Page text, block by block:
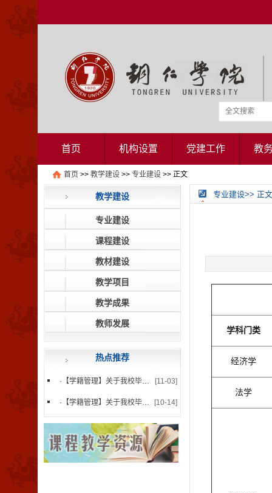
首页 机构设置 党建工作 教
首页 >> 教学建设 >> 专业建设 >> 正文
教学建设
专业建设
课程建设
教材建设
教学项目
教学成果
教师发展
热点推荐
[11-03]
· 【学籍管理】关于我校毕业生杨...
[10-14]
· 【学籍管理】关于我校毕业生徐...
专业建设>> 正文
学科门类
经济学
法学